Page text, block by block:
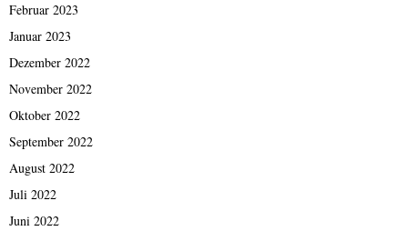
Februar 2023
Januar 2023
Dezember 2022
November 2022
Oktober 2022
September 2022
August 2022
Juli 2022
Juni 2022